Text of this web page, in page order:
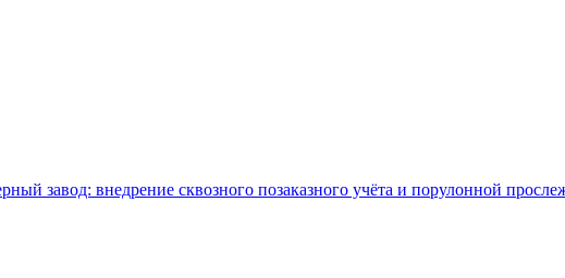
завод: внедрение сквозного позаказного учёта и порулонной